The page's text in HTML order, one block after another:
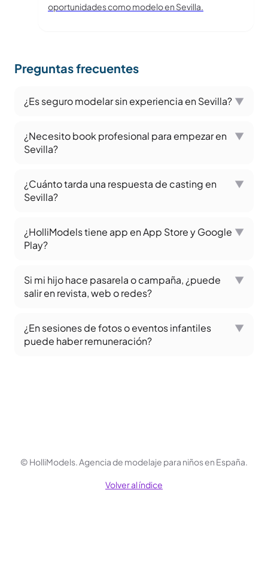
oportunidades como modelo en Sevilla.
Preguntas frecuentes
¿Es seguro modelar sin experiencia en Sevilla? ▼
¿Necesito book profesional para empezar en
Sevilla?
▼
¿Cuánto tarda una respuesta de casting en
Sevilla?
▼
¿HolliModels tiene app en App Store y Google
Play?
▼
Si mi hijo hace pasarela o campaña, ¿puede
salir en revista, web o redes?
▼
¿En sesiones de fotos o eventos infantiles
puede haber remuneración?
▼
© HolliModels.Agencia de modelaje para niños en España.
Volver al índice